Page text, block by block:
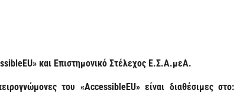
και Επιστημονικό Στέλεχος Ε.Σ.Α.μεΑ.
του «AccessibleEU» είναι διαθέσιμες στο: